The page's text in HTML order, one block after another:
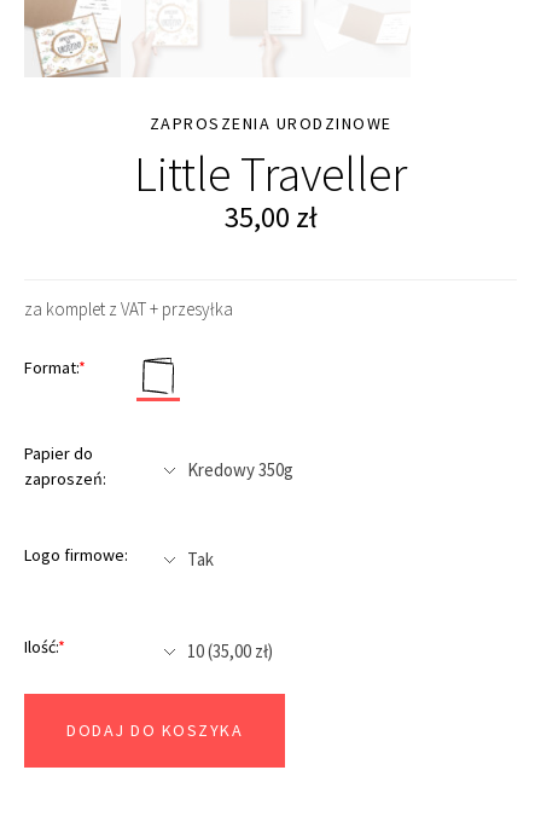
ZAPROSZENIA URODZINOWE
Little Traveller
35,00 zł
za komplet z VAT + przesyłka
Format:*
Papier do
zaproszeń:
Logo firmowe:
Ilość:*
DODAJ DO KOSZYKA